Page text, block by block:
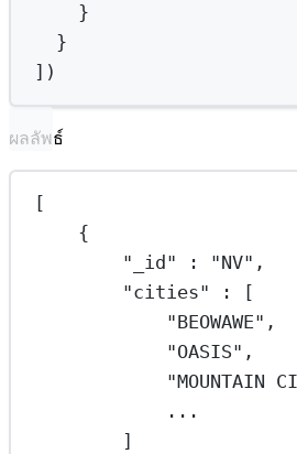
}
}
])
ผลลัพธ์
[
{
"_id"
: "NV" ,
"cities"
: [
"BEOWAWE" ,
"OASIS" ,
"MOUNTAIN
...
]